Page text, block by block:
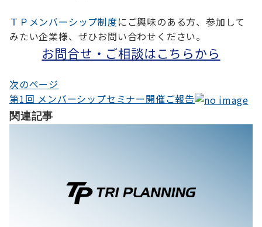
ＴＰメンバーシップ制度にご興味のある方、参加して
みたい企業様、ぜひお問い合わせください。
お問合せ・ご相談はこちらから
投
稿
ナ
次のページ
第1回 メンバーシップセミナー開催ご報告
関連記事